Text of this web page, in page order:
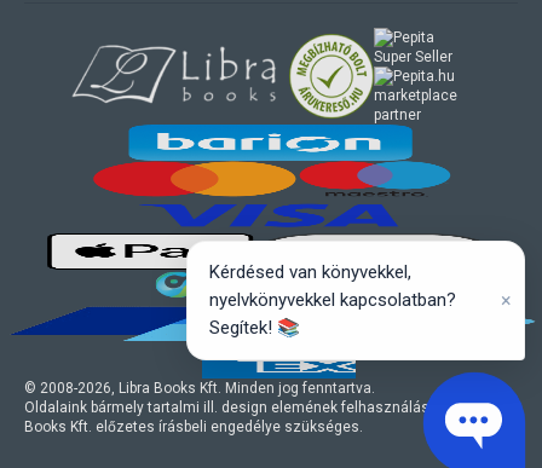
© 2008-2026, Libra Books Kft. Minden jog fenntartva.
Oldalaink bármely tartalmi ill. design elemének felhasználásához a Libra
Books Kft. előzetes írásbeli engedélye szükséges.
marketplace
partner
Kérdésed van könyvekkel,
nyelvkönyvekkel kapcsolatban?
Segítek! 📚
×